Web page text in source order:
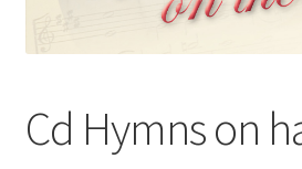
Cd Hymns on